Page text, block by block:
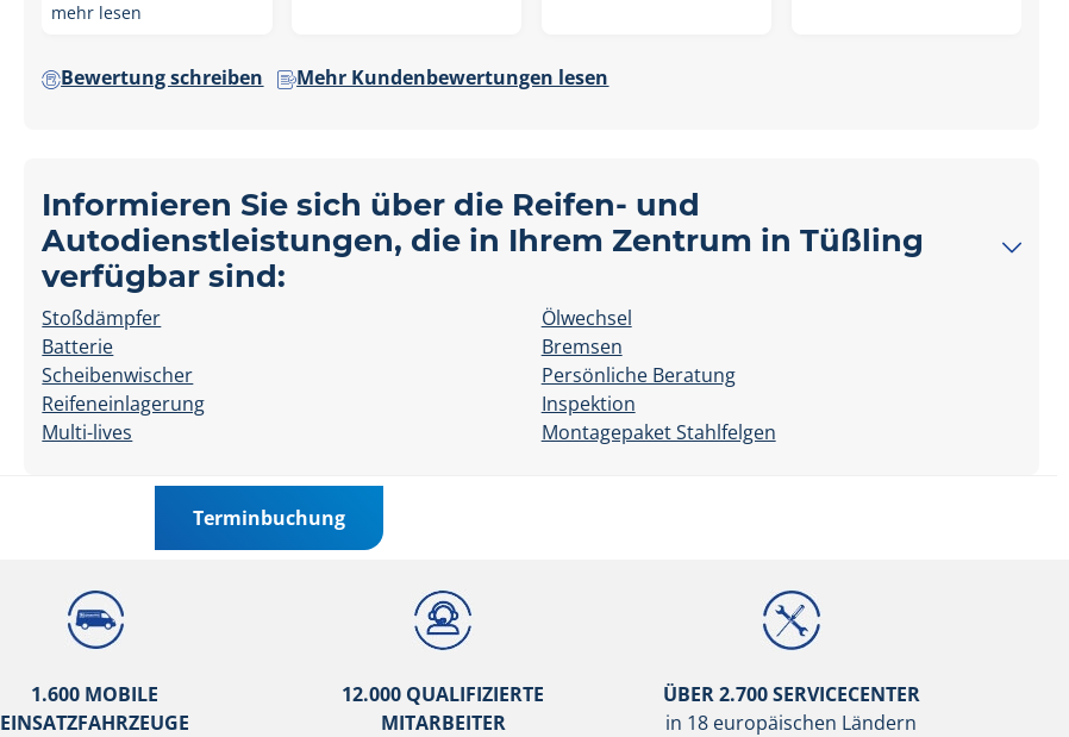
mehr lesen
Bewertung schreiben Mehr Kundenbewertungen lesen
Informieren Sie sich über die Reifen- und
Autodienstleistungen, die in Ihrem Zentrum in Tüßling
verfügbar sind:
Stoßdämpfer
Batterie
Scheibenwischer
Reifeneinlagerung
Multi-lives
Ölwechsel
Bremsen
Persönliche Beratung
Inspektion
Montagepaket Stahlfelgen
Terminbuchung
1.600 MOBILE
EINSATZFAHRZEUGE
12.000 QUALIFIZIERTE
MITARBEITER
ÜBER 2.700 SERVICECENTER
in 18 europäischen Ländern